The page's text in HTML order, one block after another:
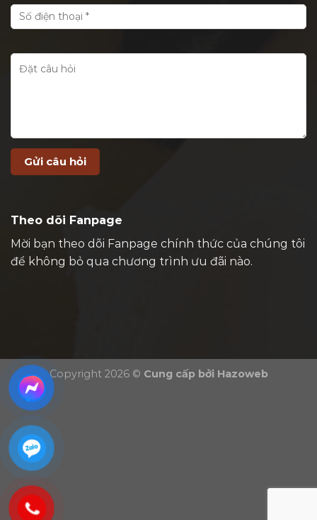
Theo dõi Fanpage
Mời bạn theo dõi Fanpage chính thức của chúng tôi
để không bỏ qua chương trình ưu đãi nào.
Copyright 2026 © Cung cấp bởi Hazoweb